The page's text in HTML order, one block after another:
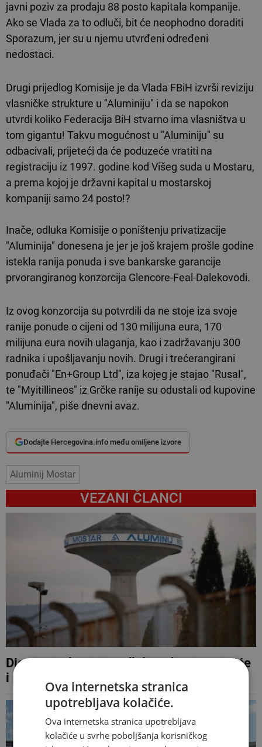
javni poziv za prodaju 88 posto kapitala kompanije.
Ako se Vlada za to odluči, bit će neophodno doraditi
Sporazum, jer su u njemu utvrđeni određeni
nedostaci.
Drugi prijedlog Komisije je da Vlada FBiH izvrši reviziju
vlasničke strukture u "Aluminiju" i da se napokon
utvrdi koliko Federacija BiH stvarno ima vlasništva u
tom gigantu! Takvu mogućnost u "Aluminiju" su
odbacivali, prijeteći da će poduzeće vratiti na
registraciju iz 1997. godine kod Višeg suda u Mostaru,
a prema kojoj je državni kapital u mostarskoj
kompaniji samo 24 posto!?
Inače, odluka Komisije o poništenju privatizacije
"Aluminija" donesena je jer je još krajem prošle godine
istekla ranija ponuda i sve bankarske garancije
prvorangiranog konzorcija Glencore-Feal-Dalekovodi.
Iz ovog konzorcija su potvrdili da ne stoje iza svoje
ranije ponude o cijeni od 130 milijuna eura, 170
milijuna eura novih ulaganja, kao i zadržavanju 300
radnika i upošljavanju novih. Drugi i trećerangirani
ponuđači "En+Group Ltd", iza kojeg je stajao "Rusal",
te "Myitillineos" iz Grčke ranije su odustali od kupovine
"Aluminija", piše dnevni avaz.
Dodajte Hercegovina.info među omiljene izvore
Aluminij Mostar
VEZANI ČLANCI
Dioničari Aluminija odbili godišnje izvješće
i prijedlog pokrića gubitka
Ova internetska stranica
upotrebljava kolačiće.
Ova internetska stranica upotrebljava
kolačiće u svrhe poboljšanja korisničkog